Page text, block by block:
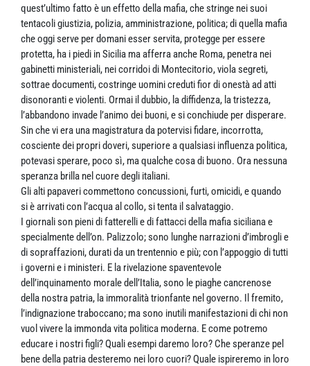
quest’ultimo fatto è un effetto della mafia, che stringe nei suoi
tentacoli giustizia, polizia, amministrazione, politica; di quella mafia
che oggi serve per domani esser servita, protegge per essere
protetta, ha i piedi in Sicilia ma afferra anche Roma, penetra nei
gabinetti ministeriali, nei corridoi di Montecitorio, viola segreti,
sottrae documenti, costringe uomini creduti fior di onestà ad atti
disonoranti e violenti. Ormai il dubbio, la diffidenza, la tristezza,
l’abbandono invade l’animo dei buoni, e si conchiude per disperare.
Sin che vi era una magistratura da potervisi fidare, incorrotta,
cosciente dei propri doveri, superiore a qualsiasi influenza politica,
potevasi sperare, poco sì, ma qualche cosa di buono. Ora nessuna
speranza brilla nel cuore degli italiani.
Gli alti papaveri commettono concussioni, furti, omicidi, e quando
si è arrivati con l’acqua al collo, si tenta il salvataggio.
I giornali son pieni di fatterelli e di fattacci della mafia siciliana e
specialmente dell’on. Palizzolo; sono lunghe narrazioni d’imbrogli e
di sopraffazioni, durati da un trentennio e più; con l’appoggio di tutti
i governi e i ministeri. E la rivelazione spaventevole
dell’inquinamento morale dell’Italia, sono le piaghe cancrenose
della nostra patria, la immoralità trionfante nel governo. Il fremito,
l’indignazione traboccano; ma sono inutili manifestazioni di chi non
vuol vivere la immonda vita politica moderna. E come potremo
educare i nostri figli? Quali esempi daremo loro? Che speranze pel
bene della patria desteremo nei loro cuori? Quale ispireremo in loro